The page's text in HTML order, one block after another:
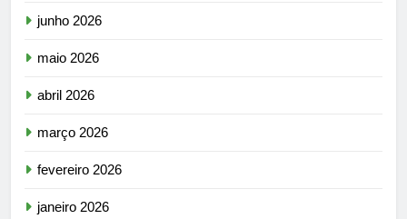
junho 2026
maio 2026
abril 2026
março 2026
fevereiro 2026
janeiro 2026